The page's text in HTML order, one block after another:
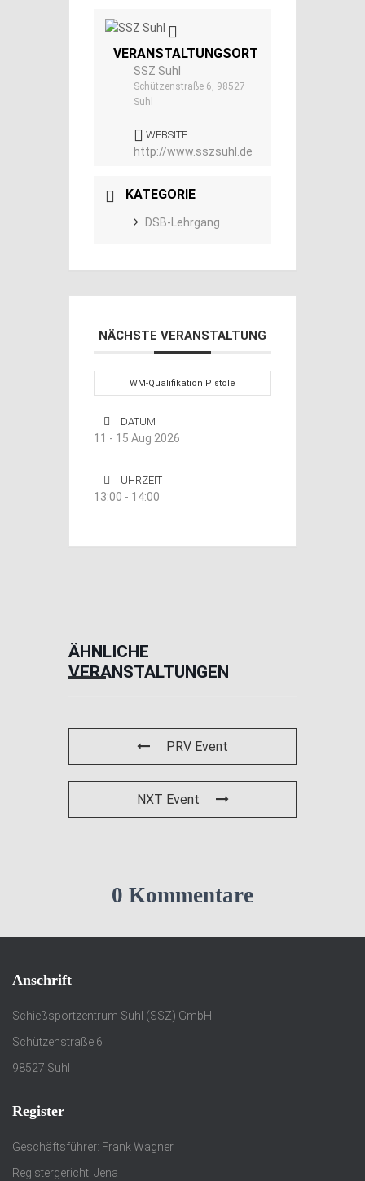
VERANSTALTUNGSORT
SSZ Suhl
Schützenstraße 6, 98527
Suhl
WEBSITE
http://www.sszsuhl.de
KATEGORIE
DSB-Lehrgang
NÄCHSTE VERANSTALTUNG
WM-Qualifikation Pistole
DATUM
11 - 15 Aug 2026
UHRZEIT
13:00 - 14:00
ÄHNLICHE
VERANSTALTUNGEN
PRV Event
NXT Event
0 Kommentare
Anschrift
Schießsportzentrum Suhl (SSZ) GmbH
Schützenstraße 6
98527 Suhl
Register
Geschäftsführer: Frank Wagner
Registergericht: Jena